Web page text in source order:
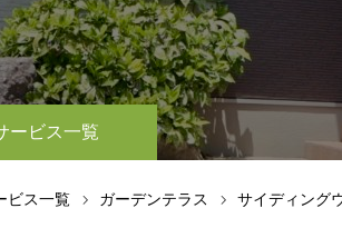
ービス一覧
ビス一覧 ガーデンテラス サイディング